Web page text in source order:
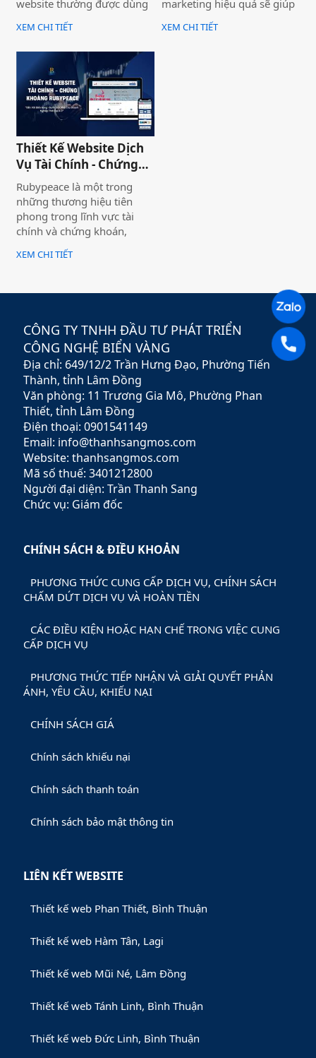
website thường được dùng
để trưng bày và bán các sản
phẩm laptop đa dạng về
sắc. Một trang web bán
laptop trực tuyến có thể
cung cấp hình ảnh của một
thương hiệu hoặc nhiều
thương hiệu và nó giúp cho
khách hàng có cái nhìn chân
thực khách quan hơn, tiếp
cận nhiều thông tin hơn về
sản phẩm mà họ đang lựa
chọn
XEM CHI TIẾT
marketing hiệu quả sẽ giúp
doanh nghiệp của bạn gia
tăng doanh số bán hàng
XEM CHI TIẾT
Thiết Kế Website Dịch
Vụ Tài Chính - Chứng
Khoán Rubypeace
Rubypeace là một trong
những thương hiệu tiên
phong trong lĩnh vực tài
chính và chứng khoán,
mang đến cho khách hàng
giải pháp đầu tư hiệu quả,
sứ mệnh hỗ trợ nhà đầu tư
chính vững chắc,
Rubypeace không chỉ cung
cấp các sản phẩm đa dạng
mà còn mang đến các dịch
vụ tư vấn chuyên nghiệp,
giúp khách hàng tối ưu hóa
lợi nhuận và giảm thiểu rủi
ro.
XEM CHI TIẾT
CÔNG TY TNHH ĐẦU TƯ PHÁT TRIỂN
CÔNG NGHỆ BIỂN VÀNG
Địa chỉ: 649/12/2 Trần Hưng Đạo, Phường Tiến
Thành, tỉnh Lâm Đồng
Văn phòng: 11 Trương Gia Mô, Phường Phan
Thiết, tỉnh Lâm Đồng
Điện thoại: 0901541149
Email: info@thanhsangmos.com
Website: thanhsangmos.com
Mã số thuế: 3401212800
Người đại diện: Trần Thanh Sang
Chức vụ: Giám đốc
CHÍNH SÁCH & ĐIỀU KHOẢN
PHƯƠNG THỨC CUNG CẤP DỊCH VỤ, CHÍNH SÁCH
CHẤM DỨT DỊCH VỤ VÀ HOÀN TIỀN
CÁC ĐIỀU KIỆN HOẶC HẠN CHẾ TRONG VIỆC CUNG
CẤP DỊCH VỤ
PHƯƠNG THỨC TIẾP NHẬN VÀ GIẢI QUYẾT PHẢN
ÁNH, YÊU CẦU, KHIẾU NẠI
CHÍNH SÁCH GIÁ
Chính sách khiếu nại
Chính sách thanh toán
Chính sách bảo mật thông tin
LIÊN KẾT WEBSITE
Thiết kế web Phan Thiết, Bình Thuận
Thiết kế web Hàm Tân, Lagi
Thiết kế web Mũi Né, Lâm Đồng
Thiết kế web Tánh Linh, Bình Thuận
Thiết kế web Đức Linh, Bình Thuận